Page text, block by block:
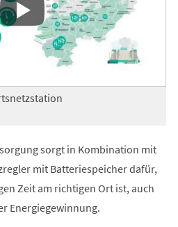
sorgt in Kombination mit
mit Batteriespeicher dafür,
Zeit am richtigen Ort ist, auch
Energiegewinnung.